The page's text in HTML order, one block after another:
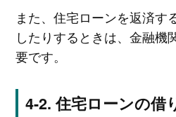
また、住宅ローンを返済す
したりするときは、金融機
要です。
住宅ローンの借